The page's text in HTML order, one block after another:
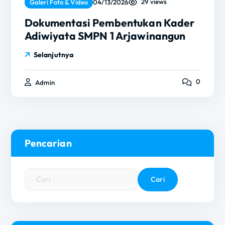
Galeri Foto & Video 04/13/2026 29 views
Dokumentasi Pembentukan Kader
Adiwiyata SMPN 1 Arjawinangun
Selanjutnya
Admin 0
Pencarian
u